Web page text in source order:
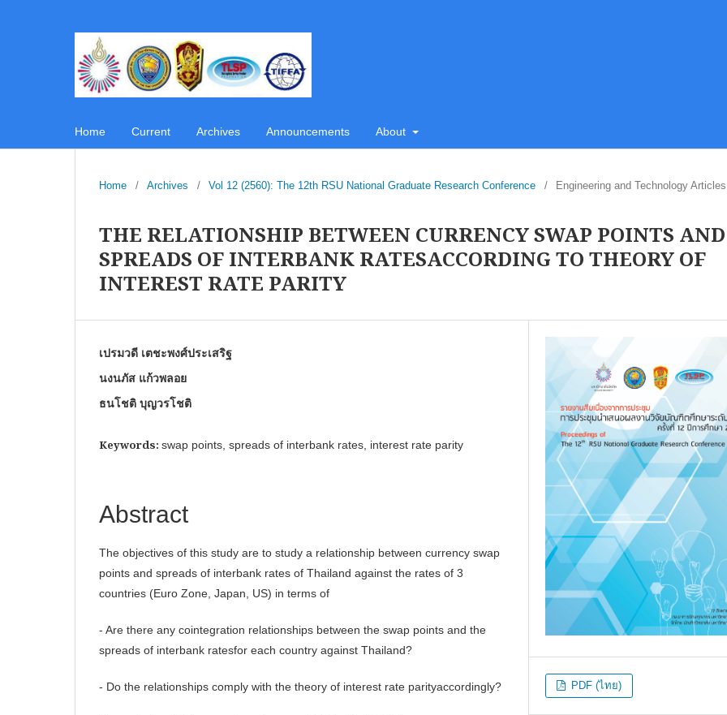
Home Current Archives Announcements About
Home / Archives / Vol 12 (2560): The 12th RSU National Graduate Research Conference / Engineering and Technology Articles
THE RELATIONSHIP BETWEEN CURRENCY SWAP POINTS AND
SPREADS OF INTERBANK RATESACCORDING TO THEORY OF
INTEREST RATE PARITY
เปรมวดี เตชะพงศ์ประเสริฐ
นงนภัส แก้วพลอย
ธนโชติ บุญวรโชติ
Keywords: swap points, spreads of interbank rates, interest rate parity
Abstract
The objectives of this study are to study a relationship between currency swap
points and spreads of interbank rates of Thailand against the rates of 3
countries (Euro Zone, Japan, US) in terms of
- Are there any cointegration relationships between the swap points and the
spreads of interbank ratesfor each country against Thailand?
- Do the relationships comply with the theory of interest rate parityaccordingly? PDF (ไทย)